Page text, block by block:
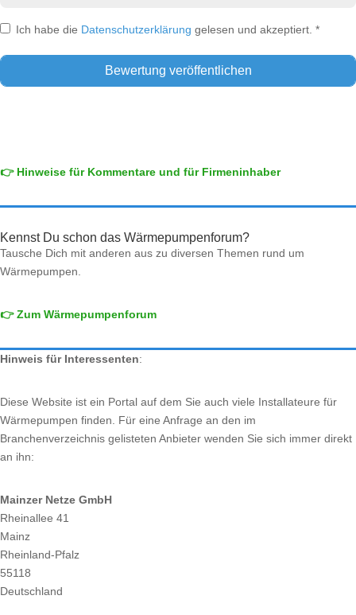
Ich habe die Datenschutzerklärung gelesen und akzeptiert. *
👉 Hinweise für Kommentare und für Firmeninhaber
Kennst Du schon das Wärmepumpenforum?
Tausche Dich mit anderen aus zu diversen Themen rund um
Wärmepumpen.
👉 Zum Wärmepumpenforum
Hinweis für Interessenten:
Diese Website ist ein Portal auf dem Sie auch viele Installateure für
Wärmepumpen finden. Für eine Anfrage an den im
Branchenverzeichnis gelisteten Anbieter wenden Sie sich immer direkt
an ihn:
Mainzer Netze GmbH
Rheinallee 41
Mainz
Rheinland-Pfalz
55118
Deutschland